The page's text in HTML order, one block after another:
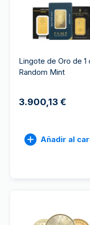
Lingote de Oro de 1
Random Mint
3.900,13 €
Añadir al